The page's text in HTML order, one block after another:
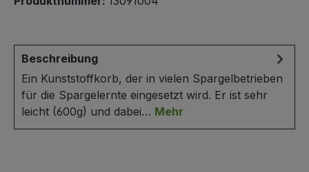
Beschreibung
Ein Kunststoffkorb, der in vielen Spargelbetrieben
für die Spargelernte eingesetzt wird. Er ist sehr
leicht (600g) und dabei… Mehr